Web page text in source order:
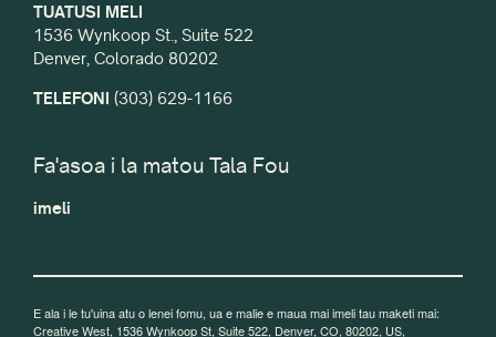
TUATUSI MELI
1536 Wynkoop St., Suite 522
Denver, Colorado 80202
TELEFONI (303) 629-1166
Fa'asoa i la matou Tala Fou
imeli
E ala i le tu'uina atu o lenei fomu, ua e malie e maua mai imeli tau maketi mai:
Creative West, 1536 Wynkoop St, Suite 522, Denver, CO, 80202, US,